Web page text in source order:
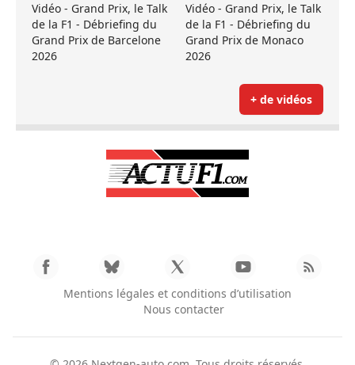
Vidéo - Grand Prix, le Talk
de la F1 - Débriefing du
Grand Prix de Barcelone
2026
Vidéo - Grand Prix, le Talk
de la F1 - Débriefing du
Grand Prix de Monaco
2026
+ de vidéos
Mentions légales et conditions d’utilisation
Nous contacter